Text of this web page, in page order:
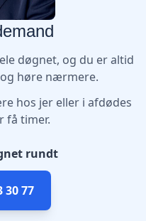
døgnet, og du er altid
høre nærmere.
hos jer eller i afdødes
få timer.
rundt
30 77